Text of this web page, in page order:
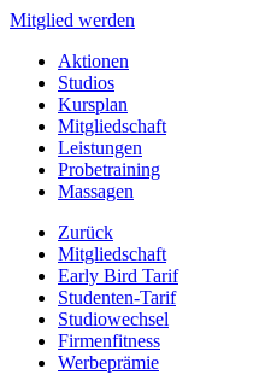
Mitglied werden
Aktionen
Studios
Kursplan
Mitgliedschaft
Leistungen
Probetraining
Massagen
Zurück
Mitgliedschaft
Early Bird Tarif
Studenten-Tarif
Studiowechsel
Firmenfitness
Werbeprämie